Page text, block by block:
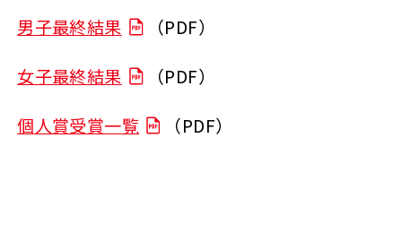
男子最終結果
（PDF）
女子最終結果
（PDF）
個人賞受賞一覧
（PDF）